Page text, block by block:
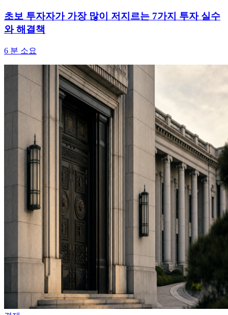
초보 투자자가 가장 많이 저지르는 7가지 투자 실수
와 해결책
6 분 소요